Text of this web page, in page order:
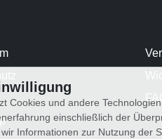
FAQ
Cookies und andere
einschließlich der
Informationen zur Nutzung der